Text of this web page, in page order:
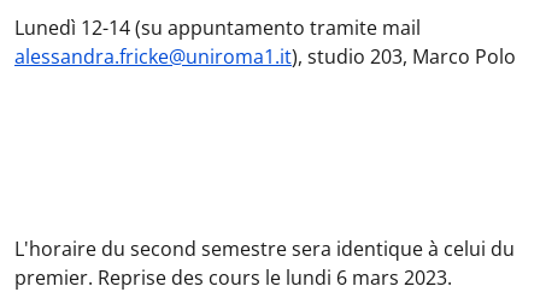
Lunedì 12-14 (su appuntamento tramite mail
alessandra.fricke@uniroma1.it), studio 203, Marco Polo
L'horaire du second semestre sera identique à celui du
premier. Reprise des cours le lundi 6 mars 2023.